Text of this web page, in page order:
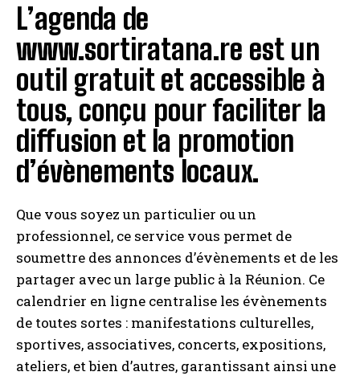
L’agenda de
www.sortiratana.re est un
outil gratuit et accessible à
tous, conçu pour faciliter la
diffusion et la promotion
d’évènements locaux.
Que vous soyez un particulier ou un
professionnel, ce service vous permet de
soumettre des annonces d’évènements et de les
partager avec un large public à la Réunion. Ce
calendrier en ligne centralise les évènements
de toutes sortes : manifestations culturelles,
sportives, associatives, concerts, expositions,
ateliers, et bien d’autres, garantissant ainsi une